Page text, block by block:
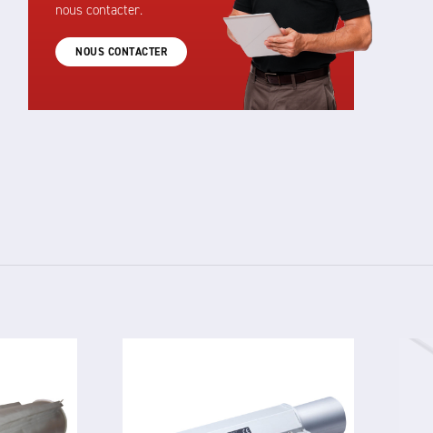
nous contacter.
NOUS CONTACTER
Le 5500 est un système de lame